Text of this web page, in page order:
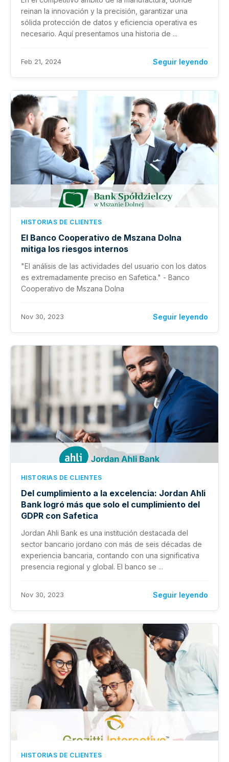
reinan la innovación y la precisión, garantizar una
sólida protección de datos y eficiencia operativa es
necesario. Aquí presentamos una historia de ...
Feb 21, 2024 Seguir leyendo
HISTORIAS DE CLIENTES
El Banco Cooperativo de Mszana Dolna
mitiga los riesgos internos
"El análisis de las actividades del usuario con los datos
es extremadamente preciso en Safetica." - Banco
Cooperativo de Mszana Dolna
Nov 30, 2023 Seguir leyendo
HISTORIAS DE CLIENTES
Del cumplimiento a la excelencia: Jordan Ahli
Bank logró más que solo el cumplimiento del
GDPR con Safetica
Jordan Ahli Bank es una institución destacada del
sector bancario jordano con más de seis décadas de
experiencia bancaria, contando con una significativa
presencia regional y global. El banco se ...
Nov 30, 2023 Seguir leyendo
HISTORIAS DE CLIENTES